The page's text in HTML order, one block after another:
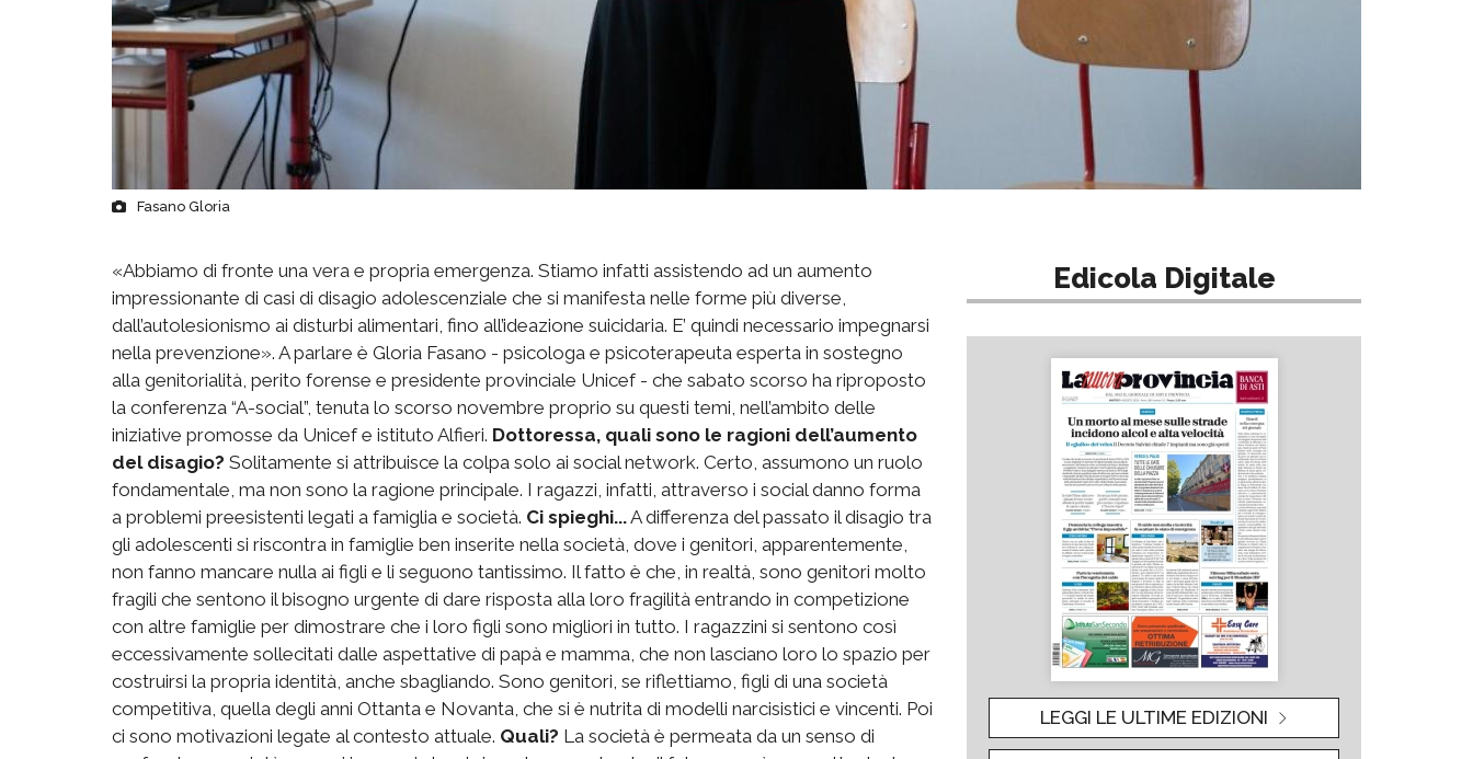
Fasano Gloria
«Abbiamo di fronte una vera e propria emergenza. Stiamo infatti assistendo ad un aumento
impressionante di casi di disagio adolescenziale che si manifesta nelle forme più diverse,
dall’autolesionismo ai disturbi alimentari, fino all’ideazione suicidaria. E’ quindi necessario impegnarsi
nella prevenzione». A parlare è Gloria Fasano - psicologa e psicoterapeuta esperta in sostegno
alla genitorialità, perito forense e presidente provinciale Unicef - che sabato scorso ha riproposto
la conferenza “A-social”, tenuta lo scorso novembre proprio su questi temi, nell’ambito delle
iniziative promosse da Unicef e istituto Alfieri. Dottoressa, quali sono le ragioni dell’aumento
del disagio? Solitamente si attribuisce la colpa solo ai social network. Certo, assumono un ruolo
fondamentale, ma non sono la ragione principale. I ragazzi, infatti, attraverso i social danno forma
a problemi preesistenti legati a famiglia e società. Ci spieghi...A differenza del passato il disagio tra
gli adolescenti si riscontra in famiglie ben inserite nella società, dove i genitori, apparentemente,
non fanno mancare nulla ai figli e li seguono tantissimo. Il fatto è che, in realtà, sono genitori molto
fragili che sentono il bisogno urgente di dare risposta alla loro fragilità entrando in competizione
con altre famiglie per dimostrare che i loro figli sono migliori in tutto. I ragazzini si sentono così
eccessivamente sollecitati dalle aspettative di papà e mamma, che non lasciano loro lo spazio per
costruirsi la propria identità, anche sbagliando. Sono genitori, se riflettiamo, figli di una società
competitiva, quella degli anni Ottanta e Novanta, che si è nutrita di modelli narcisistici e vincenti. Poi
ci sono motivazioni legate al contesto attuale. Quali? La società è permeata da un senso di
Edicola Digitale
LEGGI LE ULTIME EDIZIONI